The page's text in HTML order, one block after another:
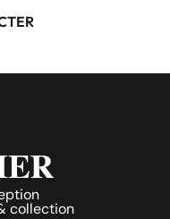
collection